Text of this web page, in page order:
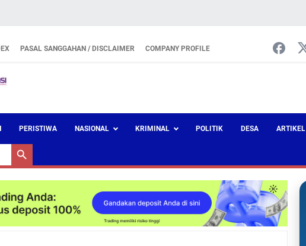
PASAL SANGGAHAN / DISCLAIMER COMPANY PROFILE
PERISTIWA NASIONAL KRIMINAL POLITIK DESA ARTIKEL